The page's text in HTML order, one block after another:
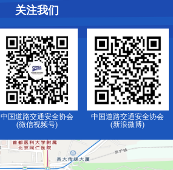
关注我们
中国道路交通安全协会
(微信视频号)
中国道路交通安全协会
(新浪微博)